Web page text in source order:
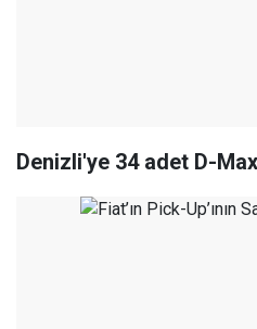
Denizli'ye 34 adet D-